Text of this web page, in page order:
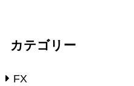
カテゴリー
FX